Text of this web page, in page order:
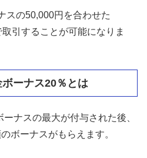
スの50,000円を合わせた
引することが可能になりま
ーナス20％とは
ナスの最大が付与された後、
ボーナスがもらえます。